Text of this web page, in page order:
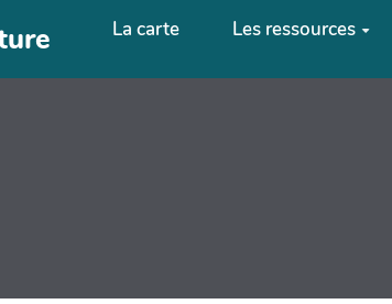
La carte Les ressources